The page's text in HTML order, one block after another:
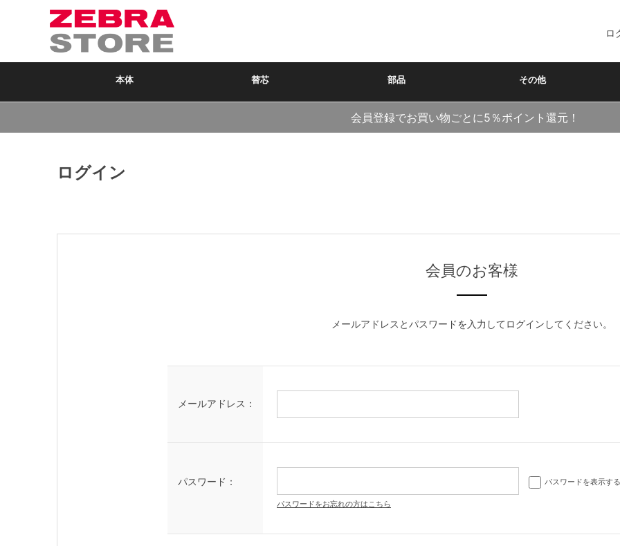
ロ
本体 替芯 部品 その他
会員登録でお買い物ごとに5％ポイント還元！
ログイン
会員のお客様
メールアドレスとパスワードを入力してログインしてください。
メールアドレス：
パスワード： パスワードを表示する
パスワードをお忘れの方はこちら